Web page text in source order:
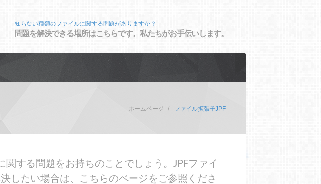
知らない種類のファイルに関する問題がありますか？
問題を解決できる場所はこちらです。私たちがお手伝いします。
ホームページ ファイル拡張子JPF
する問題をお持ちのことでしょう。JPFファイ
したい場合は、こちらのページをご参照くださ